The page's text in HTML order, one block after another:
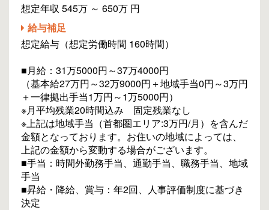
想定年収 545万 ～ 650万 円
給与補足
想定給与（想定労働時間 160時間）
■月給：31万5000円～37万4000円
（基本給27万円～32万9000円＋地域手当0円～3万円
＋一律拠出手当1万円～1万5000円）
※月平均残業20時間込み 固定残業なし
※上記は地域手当（首都圏エリア:3万円/月）を含んだ
金額となっております。お住いの地域によっては、
上記の金額から変動する場合がございます。
■手当：時間外勤務手当、通勤手当、職務手当、地域
手当
■昇給・降給、賞与：年2回、人事評価制度に基づき
決定